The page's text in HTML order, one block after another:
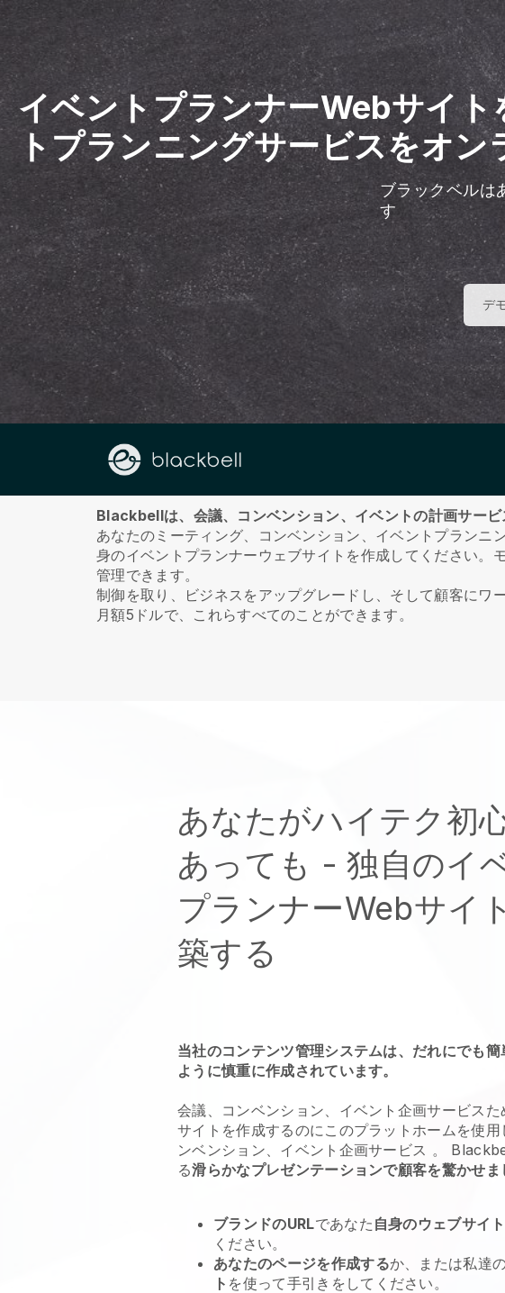
イベントプランナーWebサイト
トプランニングサービスをオン
ブラックベルは
す
デ
私たちに関しては
Blackbellは、会議、コンベンション、イベントの計画サービ
あなたのミーティング、コンベンション、イベントプラン
身のイベントプランナーウェブサイトを作成してください。
管理できます。
制御を取り、ビジネスをアップグレードし、そして顧客にワ
月額5ドルで、これらすべてのことができます。
あなたがハイテク初
あっても -独自のイ
プランナーWebサイ
築する
当社のコンテンツ管理システムは、だれにでも簡
ように慎重に作成されています。
会議、コンベンション、イベント企画サービス た
サイトを作成するのにこのプラットホームを使用
ンベンション、イベント企画サービス 。
る滑らかなプレゼンテーションで顧客を驚かせま
ブランドのURLであなた 自身のウェブサイト
ください。
あなたのページを作成するか、または私達
ト を使って手引きをしてください。